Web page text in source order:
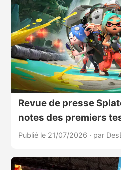
Revue de presse
notes des premiers
Publié le 21/07/2026 · par